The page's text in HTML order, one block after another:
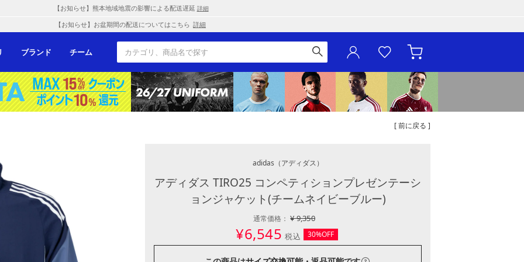
【お知らせ】熊本地域地震の影響による配送遅延 詳細
【お知らせ】お盆期間の配送についてはこちら 詳細
ブランド チーム
[ 前に戻る ]
adidas （アディダス）
アディダス TIRO25 コンペティションプレゼンテーシ
ョンジャケット(チームネイビーブルー)
通常価格：¥ 9,350
¥6,545 税込 30%OFF